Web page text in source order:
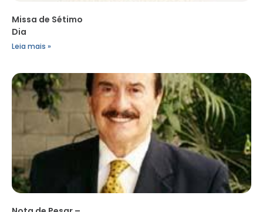
Missa de Sétimo
Dia
Leia mais »